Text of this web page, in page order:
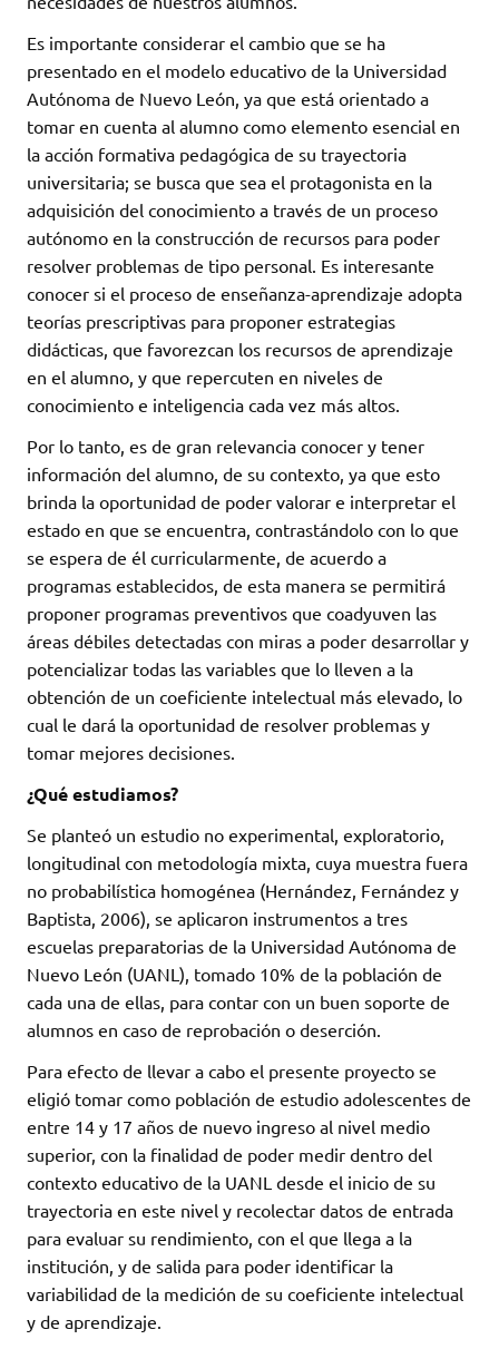
Es importante considerar el cambio que se ha
presentado en el modelo educativo de la Universidad
Autónoma de Nuevo León, ya que está orientado a
tomar en cuenta al alumno como elemento esencial en
la acción formativa pedagógica de su trayectoria
universitaria; se busca que sea el protagonista en la
adquisición del conocimiento a través de un proceso
autónomo en la construcción de recursos para poder
resolver problemas de tipo personal. Es interesante
conocer si el proceso de enseñanza-aprendizaje adopta
teorías prescriptivas para proponer estrategias
didácticas, que favorezcan los recursos de aprendizaje
en el alumno, y que repercuten en niveles de
conocimiento e inteligencia cada vez más altos.
Por lo tanto, es de gran relevancia conocer y tener
información del alumno, de su contexto, ya que esto
brinda la oportunidad de poder valorar e interpretar el
estado en que se encuentra, contrastándolo con lo que
se espera de él curricularmente, de acuerdo a
programas establecidos, de esta manera se permitirá
proponer programas preventivos que coadyuven las
áreas débiles detectadas con miras a poder desarrollar y
potencializar todas las variables que lo lleven a la
obtención de un coeficiente intelectual más elevado, lo
cual le dará la oportunidad de resolver problemas y
tomar mejores decisiones.
¿Qué estudiamos?
Se planteó un estudio no experimental, exploratorio,
longitudinal con metodología mixta, cuya muestra fuera
no probabilística homogénea (Hernández, Fernández y
Baptista, 2006), se aplicaron instrumentos a tres
escuelas preparatorias de la Universidad Autónoma de
Nuevo León (UANL), tomado 10% de la población de
cada una de ellas, para contar con un buen soporte de
alumnos en caso de reprobación o deserción.
Para efecto de llevar a cabo el presente proyecto se
eligió tomar como población de estudio adolescentes de
entre 14 y 17 años de nuevo ingreso al nivel medio
superior, con la finalidad de poder medir dentro del
contexto educativo de la UANL desde el inicio de su
trayectoria en este nivel y recolectar datos de entrada
para evaluar su rendimiento, con el que llega a la
institución, y de salida para poder identificar la
variabilidad de la medición de su coeficiente intelectual
y de aprendizaje.